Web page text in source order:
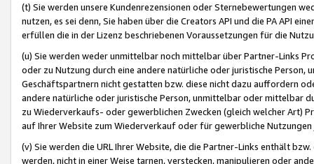
(t) Sie werden unsere Kundenrezensionen oder Sternebewertungen
nutzen, es sei denn, Sie haben über die Creators API und die PA API
erfüllen die in der Lizenz beschriebenen Voraussetzungen für die
(u) Sie werden weder unmittelbar noch mittelbar über Partner-Links
oder zu Nutzung durch eine andere natürliche oder juristische
Geschäftspartnern nicht gestatten bzw. diese nicht dazu auffordern
andere natürliche oder juristische Person, unmittelbar oder mittelbar
zu Wiederverkaufs- oder gewerblichen Zwecken (gleich welcher Art)
auf Ihrer Website zum Wiederverkauf oder für gewerbliche
(v) Sie werden die URL Ihrer Website, die die Partner-Links enthält
werden, nicht in einer Weise tarnen, verstecken, manipulieren oder